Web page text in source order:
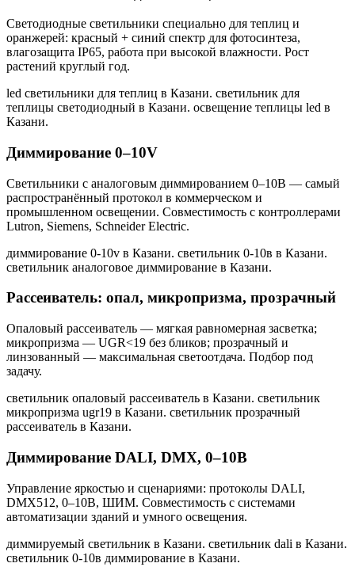
Светодиодные светильники специально для теплиц и
оранжерей: красный + синий спектр для фотосинтеза,
влагозащита IP65, работа при высокой влажности. Рост
растений круглый год.
led светильники для теплиц в Казани. светильник для
теплицы светодиодный в Казани. освещение теплицы led в
Казани.
Диммирование 0–10V
Светильники с аналоговым диммированием 0–10В — самый
распространённый протокол в коммерческом и
промышленном освещении. Совместимость с контроллерами
Lutron, Siemens, Schneider Electric.
диммирование 0-10v в Казани. светильник 0-10в в Казани.
светильник аналоговое диммирование в Казани.
Рассеиватель: опал, микропризма, прозрачный
Опаловый рассеиватель — мягкая равномерная засветка;
микропризма — UGR<19 без бликов; прозрачный и
линзованный — максимальная светоотдача. Подбор под
задачу.
светильник опаловый рассеиватель в Казани. светильник
микропризма ugr19 в Казани. светильник прозрачный
рассеиватель в Казани.
Диммирование DALI, DMX, 0–10В
Управление яркостью и сценариями: протоколы DALI,
DMX512, 0–10В, ШИМ. Совместимость с системами
автоматизации зданий и умного освещения.
диммируемый светильник в Казани. светильник dali в Казани.
светильник 0-10в диммирование в Казани.